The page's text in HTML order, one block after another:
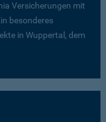
Versicherungen mit
besonderes
in Wuppertal, dem